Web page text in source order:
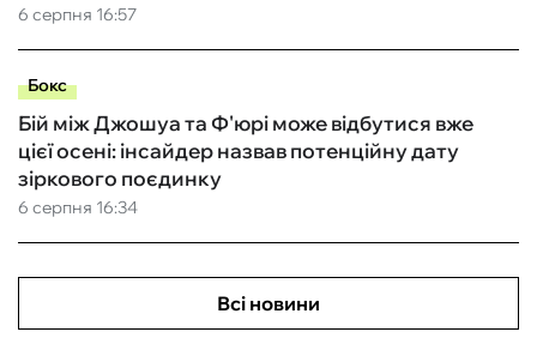
6 серпня 16:57
Бокс
6 серпня 16:34
Бій між Джошуа та Ф'юрі може відбутися вже
цієї осені: інсайдер назвав потенційну дату
зіркового поєдинку
Всі новини